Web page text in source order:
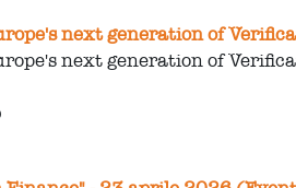
next generation of
next generation of